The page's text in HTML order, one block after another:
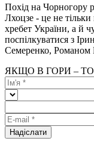
Похід на Чорногору
Лхоцзе - це не
хребет України, а й
поспілкуватися з
Семеренко, Романом
ЯКЩО В ГОРИ – ТО
Надіслати